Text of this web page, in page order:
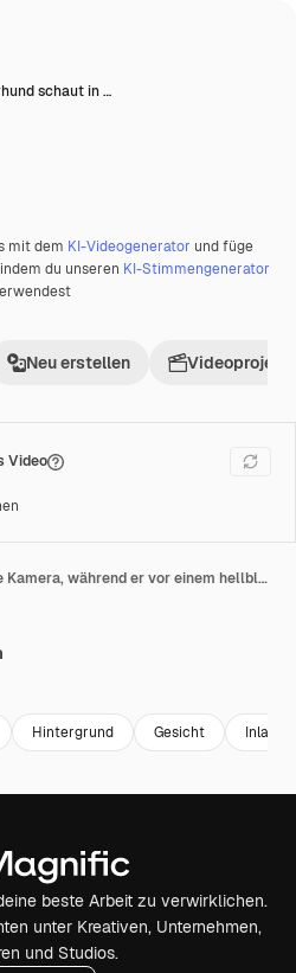
schaut in …
mit dem KI-Videogenerator und füge
du unseren KI-Stimmengenerator
Neu erstellen Videoprojekt
Video
Boxerhund schaut in die Kamera, während er vor einem hellblauen Hintergrund steht.
Hintergrund Gesicht Inland
beste Arbeit zu verwirklichen.
unter Kreativen, Unternehmen,
und Studios.